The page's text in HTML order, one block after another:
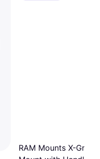
RAM Mounts X-Grip